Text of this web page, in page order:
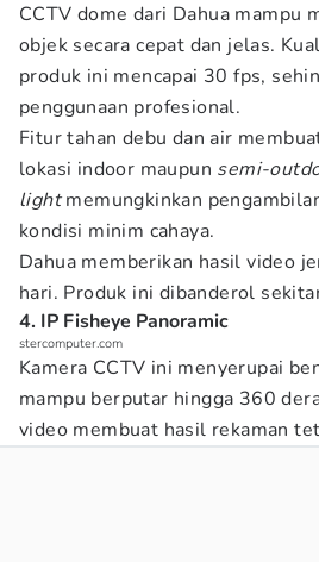
CCTV dome dari Dahua mampu
objek secara cepat dan jelas.
produk ini mencapai 30 fps,
penggunaan profesional.
Fitur tahan debu dan air
lokasi indoor maupun semi-
lightmemungkinkan
kondisi minim cahaya.
Dahua memberikan hasil video
hari. Produk ini dibanderol
4. IP Fisheye Panoramic
stercomputer.com
Kamera CCTV ini menyerupai
mampu berputar hingga 360
video membuat hasil rekaman